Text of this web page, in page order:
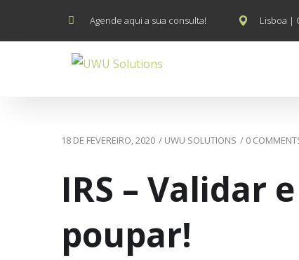
Agende aqui a sua consulta! Lisboa |
18 DE FEVEREIRO, 2020 / UWU SOLUTIONS / 0
IRS – Validar
poupar!